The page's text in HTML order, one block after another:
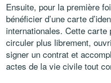
Ensuite, pour la première
bénéficier d’une carte
internationales. Cette
circuler plus librement,
signer un contrat et
actes de la vie civile tout